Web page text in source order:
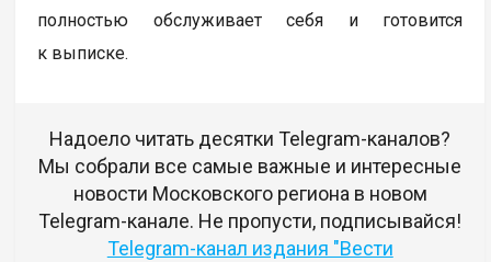
полностью обслуживает себя и готовится
к выписке.
Надоело читать десятки Telegram-каналов?
Мы собрали все самые важные и интересные
новости Московского региона в новом
Telegram-канале. Не пропусти, подписывайся!
Telegram-канал издания "Вести